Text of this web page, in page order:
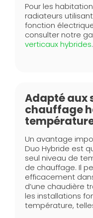
Pour les
radiateurs
fonction
consulter notre
verticaux hybrides.
Adapté aux
chauffage
Un avantage
Duo Hybride est
seul niveau de
de chauffage. Il
efficacement
d’une chaudière
les installations
température,